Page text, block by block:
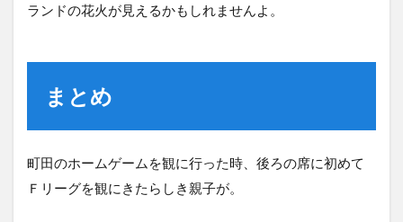
ランドの花火が見えるかもしれませんよ。
まとめ
町田のホームゲームを観に行った時、後ろの席に初めて
Ｆリーグを観にきたらしき親子が。